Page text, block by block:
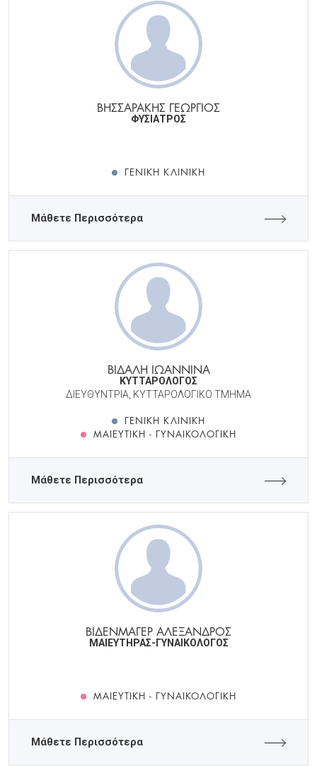
ΒΗΣΣΑΡΑΚΗΣ ΓΕΩΡΓΙΟΣ
ΦΥΣΙΑΤΡΟΣ
ΓΕΝΙΚΉ ΚΛΙΝΙΚΉ
Μάθετε Περισσότερα
ΒΙΔΑΛΗ ΙΩΑΝΝΙΝΑ
ΚΥΤΤΑΡΟΛΟΓΟΣ
ΔΙΕΥΘΥΝΤΡΙΑ, ΚΥΤΤΑΡΟΛΟΓΙΚΟ ΤΜΗΜΑ
ΓΕΝΙΚΉ ΚΛΙΝΙΚΉ
ΜΑΙΕΥΤΙΚΉ - ΓΥΝΑΙΚΟΛΟΓΙΚΉ
Μάθετε Περισσότερα
ΒΙΔΕΝΜΑΓΕΡ ΑΛΕΞΑΝΔΡΟΣ
ΜΑΙΕΥΤΗΡΑΣ-ΓΥΝΑΙΚΟΛΟΓΟΣ
ΜΑΙΕΥΤΙΚΉ - ΓΥΝΑΙΚΟΛΟΓΙΚΉ
Μάθετε Περισσότερα